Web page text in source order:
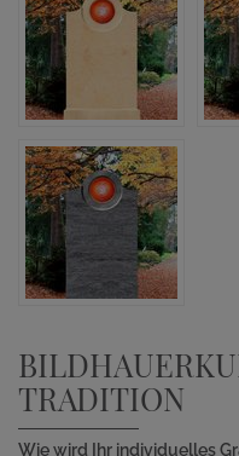
TRADITION
Wie wird Ihr individuelles